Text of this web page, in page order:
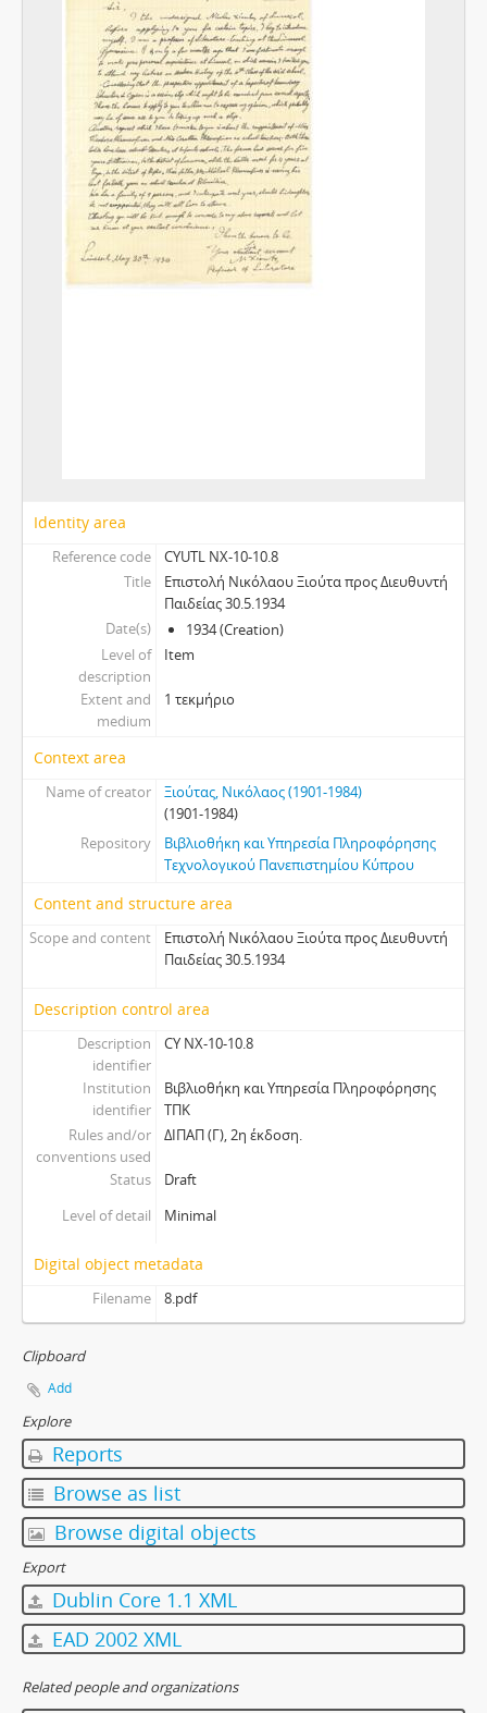
Identity area
Reference code
CYUTL NX-10-10.8
Title
Επιστολή Νικόλαου Ξιούτα προς Διευθυντή
Παιδείας 30.5.1934
Date(s)
1934 (Creation)
Level of
description
Item
Extent and
medium
1 τεκμήριο
Context area
Name of creator
Ξιούτας, Νικόλαος (1901-1984)
(1901-1984)
Repository
Βιβλιοθήκη και Υπηρεσία Πληροφόρησης
Τεχνολογικού Πανεπιστημίου Κύπρου
Content and structure area
Scope and content
Επιστολή Νικόλαου Ξιούτα προς Διευθυντή
Παιδείας 30.5.1934
Description control area
Description
identifier
CY NX-10-10.8
Institution
identifier
Βιβλιοθήκη και Υπηρεσία Πληροφόρησης
ΤΠΚ
Rules and/or
conventions used
ΔΙΠΑΠ (Γ), 2η έκδοση.
Status
Draft
Level of detail
Minimal
Digital object metadata
Filename 8.pdf
Clipboard
Add
Explore
Reports
Browse as list
Browse digital objects
Export
Dublin Core 1.1 XML
EAD 2002 XML
Related people and organizations